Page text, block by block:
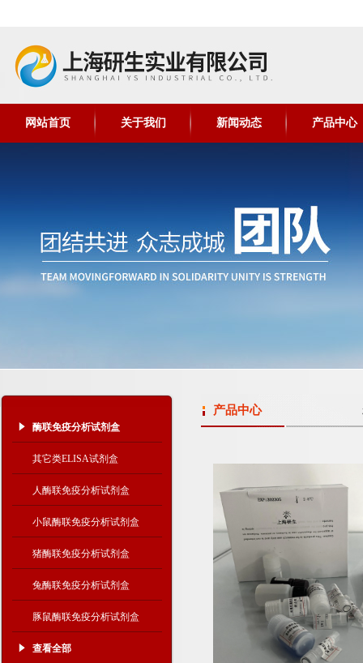
网站首页 关于我们 新闻动态 产品中心
酶联免疫分析试剂盒
其它类ELISA试剂盒
人酶联免疫分析试剂盒
小鼠酶联免疫分析试剂盒
猪酶联免疫分析试剂盒
兔酶联免疫分析试剂盒
豚鼠酶联免疫分析试剂盒
查看全部
产品中心